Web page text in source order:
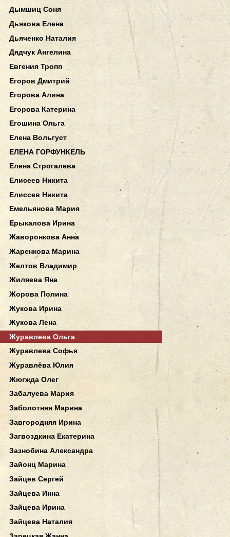
Дымшиц Соня
Дьякова Елена
Дьяченко Наталия
Дядчук Ангелина
Евгения Тропп
Егоров Дмитрий
Егорова Алина
Егорова Катерина
Егошина Ольга
Елена Вольгуст
ЕЛЕНА ГОРФУНКЕЛЬ
Елена Строгалева
Елисеев Никита
Елиссев Никита
Емельянова Мария
Ерыкалова Ирина
Жаворонкова Анна
Жаренкова Марина
Желтов Владимир
Жиляева Яна
Жорова Полина
Жукова Ирина
Жукова Лена
Журавлева Ольга
Журавлева Софья
Журавлёва Юлия
Жюгжда Олег
Забалуева Мария
Заболотняя Марина
Завгородняя Ирина
Загвоздкина Екатерина
Зазнобина Александра
Зайонц Марина
Зайцев Сергей
Зайцева Инна
Зайцева Ирина
Зайцева Наталия